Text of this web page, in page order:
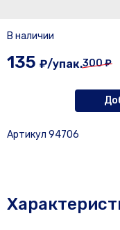
В наличии
135 ₽/упак.300 ₽
Артикул 94706